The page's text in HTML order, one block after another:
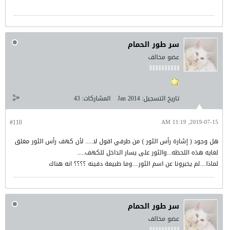
سر طور الحمام
عضو مخالف
تاريخ التسجيل: Jan 2014 المشاركات: 43
#110 2019-07-15, 11:19 AM
هل وجود ( إشارة رأس الثور ) من طرفي اقول لا..... لأن كهف رأس الثور مغلق
لغايه هذه اللحظه...والثور على يسار الداخل للكهف.....
لماذا....لم يخبرونا عن اسم الثور....وما طبيعة دفينه ؟؟؟؟ انه هناك
سر طور الحمام
عضو مخالف